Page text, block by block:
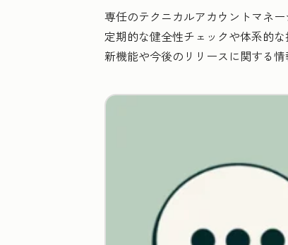
専任のテクニカルアカウントマネ
定期的な健全性チェックや体系的
新機能や今後のリリースに関する